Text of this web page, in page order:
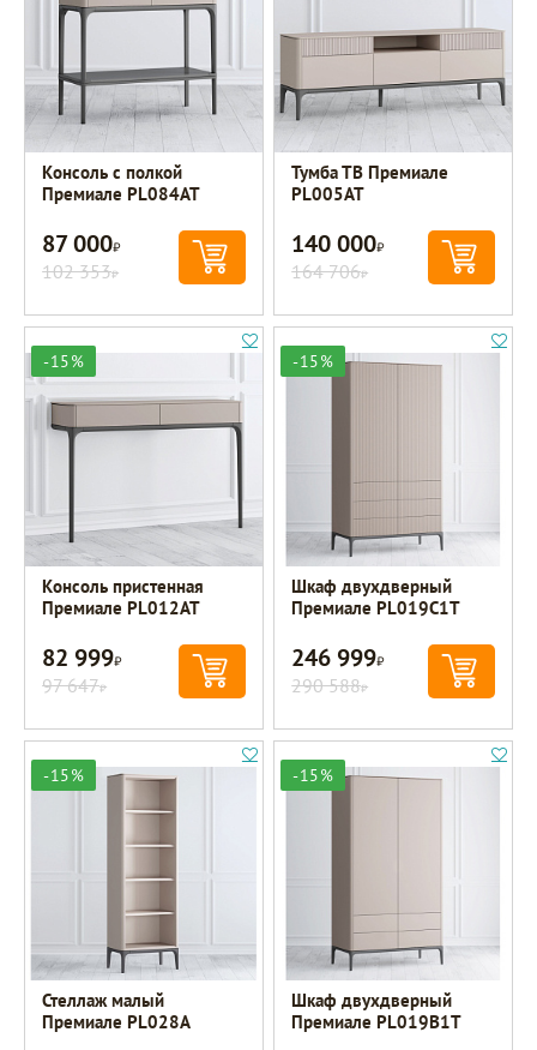
Консоль с полкой
Премиале PL084AT
87 000Р
102 353Р
Тумба ТВ Премиале
PL005AT
140 000Р
164 706Р
-15%
Консоль пристенная
Премиале PL012AT
82 999Р
97 647Р
-15%
Шкаф двухдверный
Премиале PL019C1T
246 999Р
290 588Р
-15%
Стеллаж малый
Премиале PL028A
-15%
Шкаф двухдверный
Премиале PL019B1T